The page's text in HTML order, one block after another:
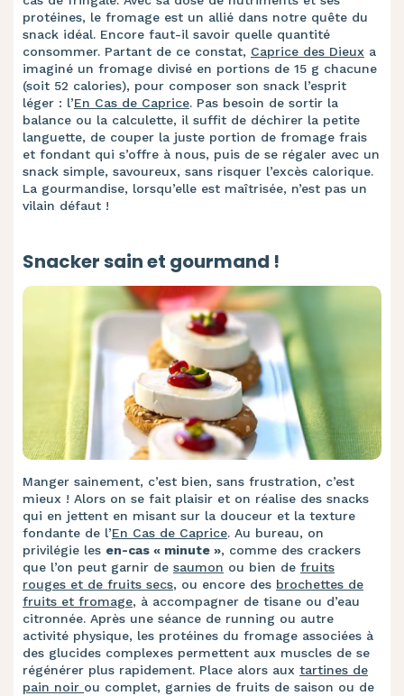
protéines, le fromage est un allié dans notre quête du
snack idéal. Encore faut-il savoir quelle quantité
consommer. Partant de ce constat, Caprice des Dieux a
imaginé un fromage divisé en portions de 15 g chacune
(soit 52 calories), pour composer son snack l’esprit
léger : l’En Cas de Caprice. Pas besoin de sortir la
balance ou la calculette, il suffit de déchirer la petite
languette, de couper la juste portion de fromage frais
et fondant qui s’offre à nous, puis de se régaler avec un
snack simple, savoureux, sans risquer l’excès calorique.
La gourmandise, lorsqu’elle est maîtrisée, n’est pas un
vilain défaut !
Snacker sain et gourmand !
Manger sainement, c’est bien, sans frustration, c’est
mieux ! Alors on se fait plaisir et on réalise des snacks
qui en jettent en misant sur la douceur et la texture
fondante de l’En Cas de Caprice. Au bureau, on
privilégie les en-cas « minute », comme des crackers
que l’on peut garnir de saumon ou bien de fruits
rouges et de fruits secs, ou encore des brochettes de
fruits et fromage, à accompagner de tisane ou d’eau
citronnée. Après une séance de running ou autre
activité physique, les protéines du fromage associées à
des glucides complexes permettent aux muscles de se
régénérer plus rapidement. Place alors aux tartines de
pain noir ou complet, garnies de fruits de saison ou de